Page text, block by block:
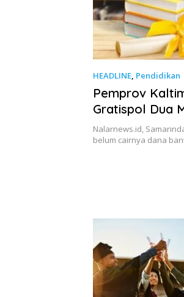
HEADLINE, Pendidikan
Pemprov
Gratispol Dua
Nalarnews.id,
belum cairnya dana